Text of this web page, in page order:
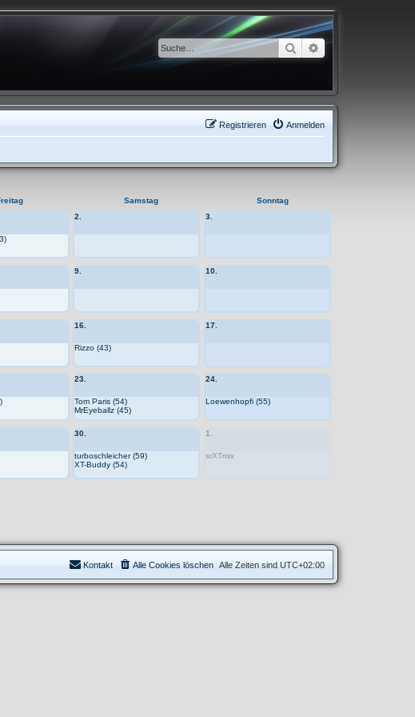
Suche Erweiterte Suche
Anmelden
Registrieren
Samstag
Sonntag
2. 3.
9. 10.
16.
Rizzo (43)
17.
23.
Tom Paris (54)
MrEyeballz (45)
24.
Loewenhopfi (55)
30.
turboschleicher (59)
XT-Buddy (54)
1.
srXTmix
Alle Zeiten sind UTC+02:00
Alle Cookies löschen
Kontakt